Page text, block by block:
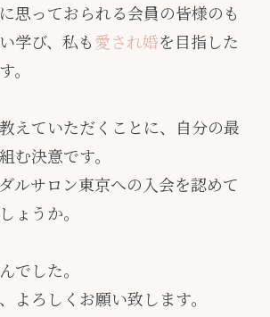
思っておられる会員の皆様のも
学び、私も愛され婚を目指した
。
えていただくことに、自分の最
む決意です。
ルサロン東京への入会を認めて
ょうか。
でした。
よろしくお願い致します。